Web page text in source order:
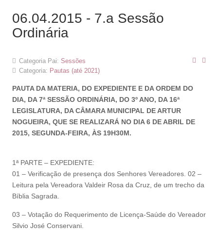
06.04.2015 - 7.a Sessão
Ordinária
Categoria Pai: Sessões
Categoria: Pautas (até 2021)
PAUTA DA MATERIA, DO EXPEDIENTE E DA ORDEM DO
DIA, DA 7ª SESSÃO ORDINÁRIA, DO 3º ANO, DA 16ª
LEGISLATURA, DA CÂMARA MUNICIPAL DE ARTUR
NOGUEIRA, QUE SE REALIZARÁ NO DIA 6 DE ABRIL DE
2015, SEGUNDA-FEIRA, ÀS 19H30M.
1ª PARTE – EXPEDIENTE:
01 – Verificação de presença dos Senhores Vereadores. 02 –
Leitura pela Vereadora Valdeir Rosa da Cruz, de um trecho da
Bíblia Sagrada.
03 – Votação do Requerimento de Licença-Saúde do Vereador
Silvio José Conservani.